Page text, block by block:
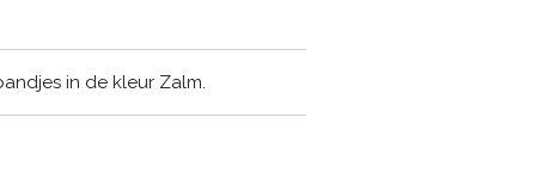
in de kleur Zalm.